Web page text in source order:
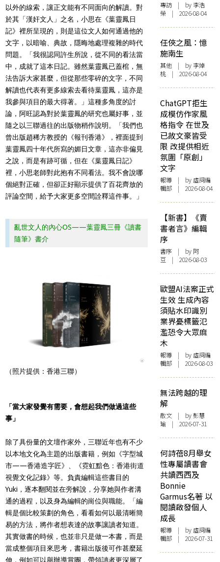
以外的線索，讓正文能有不同面向的解讀。對
於其「漢奸文人」之名，小思在《葉靈鳳日
記》裡所呈現的，則是這位文人如何通過他的
文字，以暗喻、典故，隱晦地處理複雜的時代
問題。「我很認同許生所說，從不同的看法當
中，成就了這本日記。雖然葉靈鳳已蓋棺，無
法告訴大家甚麼，但從那些零碎的文字，不同
解讀也代表有更多線索去看待葉靈鳳，這亦是
我參與項目的最大得著。」這種多角度的討
論，阿旺認為對於葉靈鳳的研究也屬好事，並
隨之以三聯過往的出版物稍作說明。「我們也
曾出版趙稀方教授的《報刊香港》，裡面提到
葉靈鳳四十年代所寫的媚日文章，這亦非偏見
之說，而是有跡可循，但在《葉靈鳳日記》
裡，小思老師對此抱有不同看法。我不會說哪
個絕對正確，但卻正好顯示提供了百花齊放的
評論空間，給予大家更多空間詮釋這件事。」
亂世文人的內心OS——葉靈鳳三冊《讀書
隨筆》書介
（照片提供：香港三聯）
「當大家發覺有需要，會想起我們做過這些
事」
除了具份量的文壇作家外，三聯近年也有不少
以本地文化為主題的出版書籍，例如《字型城
市——香港造字匠》、《霓虹黯色：香港街道
視覺文化記錄》等。負責編輯這些書目的
Yuki，逐本翻閱並在旁解說，分享她與作者溝
通的過程，以及身為編輯的崗位與職能。「編
輯是個比較策劃的角色，看看如何以最清晰簡
易的方法，將作者想表達的故事讓讀者知道。
其實做書的時候，也並非只是做一本書，而是
當成整個項目來思考，書籍出版後可作甚麼延
伸，例如可以舉辦導賞團，帶領讀者更深層了
專訪 | by 李浩
榮 | 2026-08-04
任俠之風：憶
施南生
其他 | by 李焯
桃 | 2026-08-04
ChatGPT拒生
成模仿作家風
格指令 在世及
已故文豪皆受
限 改提供相近
氛圍「原創」
文字
報導 | by 虛詞編
輯部 | 2026-08-04
【新書】《賣
書者言》編輯
序
書序 | by 阿
豆 | 2026-08-03
歐盟AI法案正式
生效 生成內容
須貼水印識別
業界憂標籤氾
濫恐令大眾麻
木
報導 | by 虛詞編
輯部 | 2026-08-03
無法跨越的理
解
散文 | by 彭慧
瑜 | 2026-07-31
何詩蓓8月舉女
性專屬讀書會
共讀西西及
Bonnie
Garmus名著 以
閱讀啟發個人
成長
報導 | by 虛詞編
輯部 | 2026-07-31